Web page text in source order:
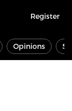
Register
Opinions